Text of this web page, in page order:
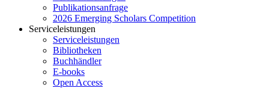
Publikationsanfrage
2026 Emerging Scholars Competition
Serviceleistungen
Serviceleistungen
Bibliotheken
Buchhändler
E-books
Open Access